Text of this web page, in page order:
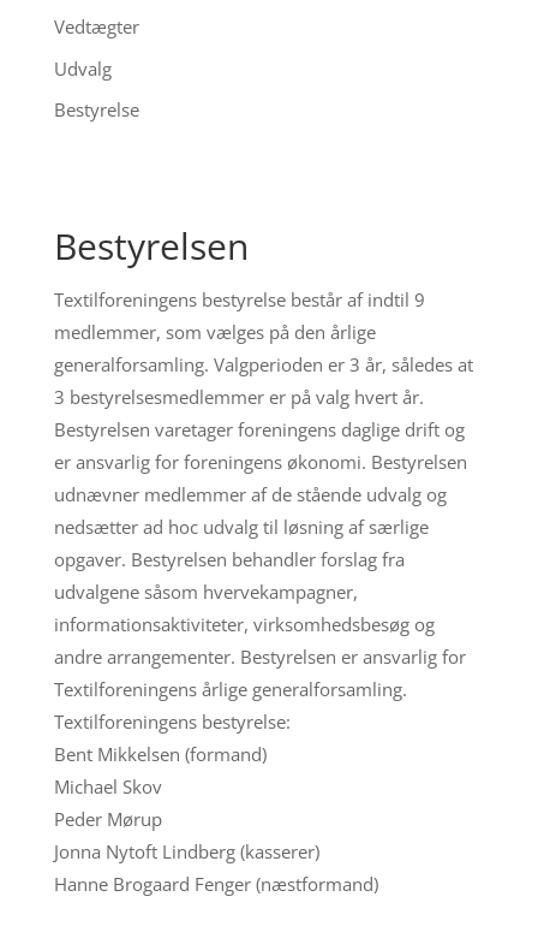
Vedtægter
Udvalg
Bestyrelse
Bestyrelsen
Textilforeningens bestyrelse består af indtil 9
medlemmer, som vælges på den årlige
generalforsamling. Valgperioden er 3 år, således at
3 bestyrelsesmedlemmer er på valg hvert år.
Bestyrelsen varetager foreningens daglige drift og
er ansvarlig for foreningens økonomi. Bestyrelsen
udnævner medlemmer af de stående udvalg og
nedsætter ad hoc udvalg til løsning af særlige
opgaver. Bestyrelsen behandler forslag fra
udvalgene såsom hvervekampagner,
informationsaktiviteter, virksomhedsbesøg og
andre arrangementer. Bestyrelsen er ansvarlig for
Textilforeningens årlige generalforsamling.
Textilforeningens bestyrelse:
Bent Mikkelsen (formand)
Michael Skov
Peder Mørup
Jonna Nytoft Lindberg (kasserer)
Hanne Brogaard Fenger (næstformand)